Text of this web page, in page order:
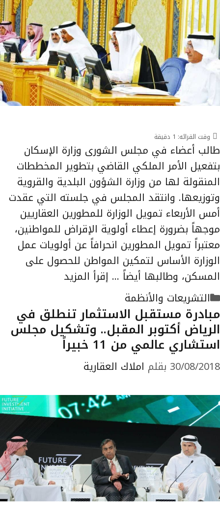
وقت القرائه: 1 دقيقة
طالب أعضاء في مجلس الشورى وزارة الإسكان
بتفعيل الأمر الملكي القاضي بتطوير المخططات
المنقولة لها من وزارة الشؤون البلدية والقروية
وتوزيعها. وانتقد المجلس في جلسته التي عقدت
أمس الأربعاء تمويل الوزارة للمطورين العقاريين
موجهاً بضرورة إعطاء أولوية الإقراض للمواطنين،
معتبراً تمويل المطورين انحرافاً عن أولويات عمل
الوزارة الأساس لتمكين المواطن للحصول على
المسكن، وطالبها أيضاً … إقرأ المزيد
التصنيفات
التشريعات والأنظمة
مبادرة مستقبل الاستثمار تنطلق في
الرياض أكتوبر المقبل.. وتشكيل مجلس
استشاري عالمي من 11 خبيراً
30/08/2018 بقلم املاك العقارية